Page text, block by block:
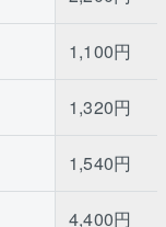
1,100円
1,320円
1,540円
4,400円